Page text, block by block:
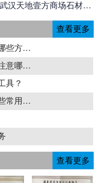
武汉天地壹方商场石材日常养护
查看更多
武汉保洁：清洗外墙砖有哪些方式呢?
玻璃墙面的外墙清洗时要注意哪些地方呢?
具？
武汉保洁：外墙清洗有哪些常用清洁剂？
查看更多